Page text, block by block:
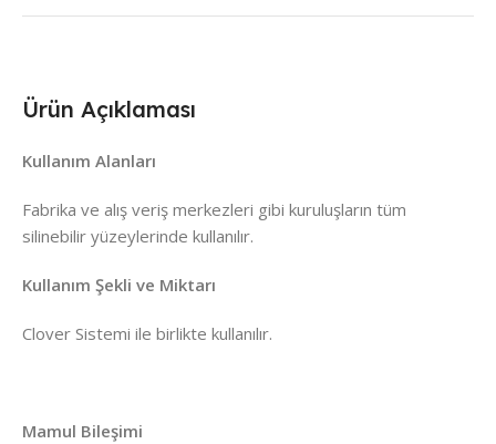
Ürün Açıklaması
Kullanım Alanları
Fabrika ve alış veriş merkezleri gibi kuruluşların tüm
silinebilir yüzeylerinde kullanılır.
Kullanım Şekli ve Miktarı
Clover Sistemi ile birlikte kullanılır.
Mamul Bileşimi